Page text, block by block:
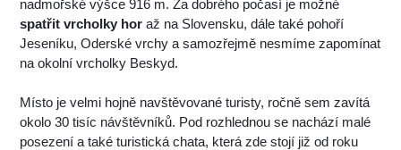
nadmořské výšce 916 m. Za dobrého počasí je možné
spatřit vrcholky hor až na Slovensku, dále také pohoří
Jeseníku, Oderské vrchy a samozřejmě nesmíme zapomínat
na okolní vrcholky Beskyd.
Místo je velmi hojně navštěvované turisty, ročně sem zavítá
okolo 30 tisíc návštěvníků. Pod rozhlednou se nachází malé
posezení a také turistická chata, která zde stojí již od roku